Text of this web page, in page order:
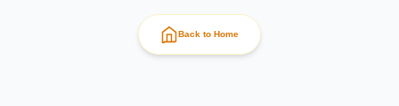
Back to Home